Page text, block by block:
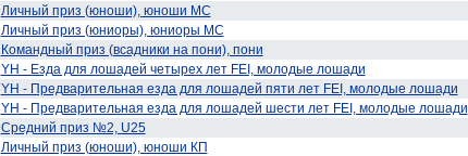
Личный приз (юноши), юноши МС
Личный приз (юниоры), юниоры МС
Командный приз (всадники на пони), пони
YH - Езда для лошадей четырех лет FEI, молодые лошади
YH - Предварительная езда для лошадей пяти лет FEI, молодые лошади
YH - Предварительная езда для лошадей шести лет FEI, молодые лошади
Средний приз №2, U25
Личный приз (юноши), юноши КП